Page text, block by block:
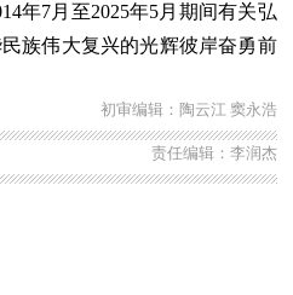
7月至2025年5月期间有关弘
族伟大复兴的光辉彼岸奋勇前
初审编辑：陶云江 窦永浩
责任编辑：李润杰